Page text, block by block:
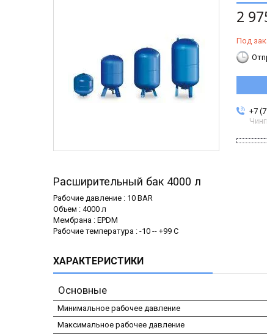
2
Под
+7
Расширительный бак 4000 л
Рабочие давление : 10 BAR
Объем : 4000 л
Мембрана : EPDM
Рабочие температура : -10 -- +99 C
ХАРАКТЕРИСТИКИ
Основные
Минимальное рабочее давление
Максимальное рабочее давление